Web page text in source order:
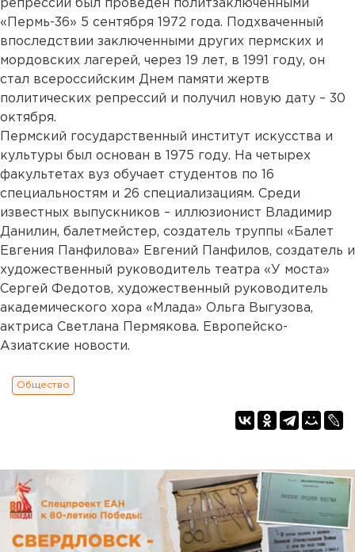
репрессий был проведен политзаключенными
«Пермь-36» 5 сентября 1972 года. Подхваченный
впоследствии заключенными других пермских и
мордовских лагерей, через 19 лет, в 1991 году, он
стал всероссийским Днем памяти жертв
политических репрессий и получил новую дату – 30
октября.
Пермский государственный институт искусства и
культуры был основан в 1975 году. На четырех
факультетах вуз обучает студентов по 16
специальностям и 26 специализациям. Среди
известных выпускников – иллюзионист Владимир
Данилин, балетмейстер, создатель труппы «Балет
Евгения Панфилова» Евгений Панфилов, создатель и
художественный руководитель театра «У моста»
Сергей Федотов, художественный руководитель
академического хора «Млада» Ольга Выгузова,
актриса Светлана Пермякова. Европейско-
Азиатские новости.
Общество